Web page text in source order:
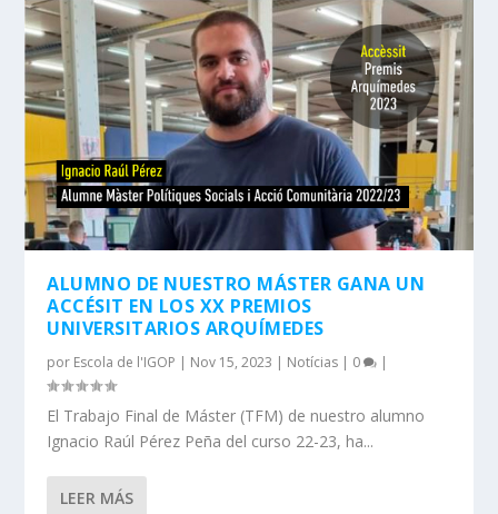
ALUMNO DE NUESTRO MÁSTER GANA UN
ACCÉSIT EN LOS XX PREMIOS
UNIVERSITARIOS ARQUÍMEDES
por Escola de l'IGOP | Nov 15, 2023 | Notícias | 0 |
El Trabajo Final de Máster (TFM) de nuestro alumno
Ignacio Raúl Pérez Peña del curso 22-23, ha...
LEER MÁS